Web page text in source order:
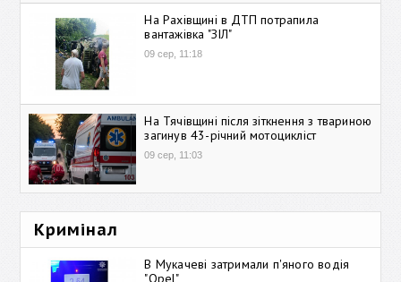
На Рахівщині в ДТП потрапила
вантажівка "ЗІЛ"
09 сер, 11:18
На Тячівщині після зіткнення з твариною
загинув 43-річний мотоцикліст
09 сер, 11:03
Кримінал
В Мукачеві затримали п'яного водія
"Opel"